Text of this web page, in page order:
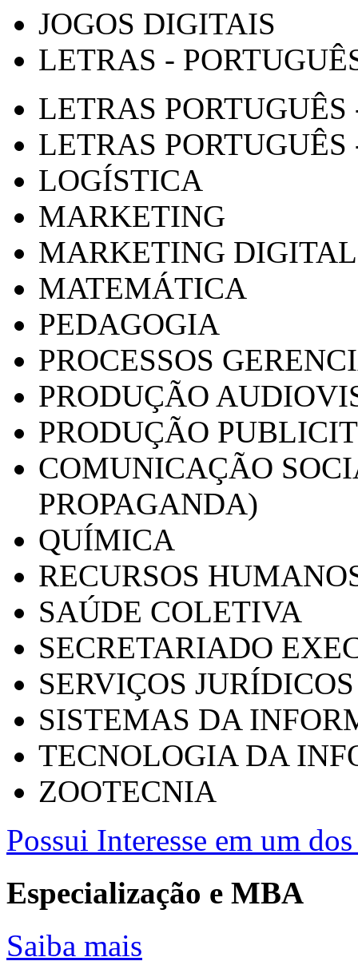
JOGOS DIGITAIS
LETRAS -
LETRAS
LETRAS PORTUGUÊS
LOGÍSTICA
MARKETING
MARKETING DIGITAL
MATEMÁTICA
PEDAGOGIA
PROCESSOS
PRODUÇÃO
PRODUÇÃO
COMUNICAÇÃO
PROPAGANDA)
QUÍMICA
RECURSOS
SAÚDE COLETIVA
SECRETARIADO
SERVIÇOS
SISTEMAS DA
TECNOLOGIA DA
ZOOTECNIA
Possui Interesse em um
Especialização e MBA
Saiba mais